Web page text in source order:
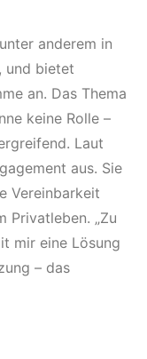
anderem in
und bietet
an. Das Thema
keine Rolle –
Laut
aus. Sie
Vereinbarkeit
Privatleben. „Zu
mir eine Lösung
– das